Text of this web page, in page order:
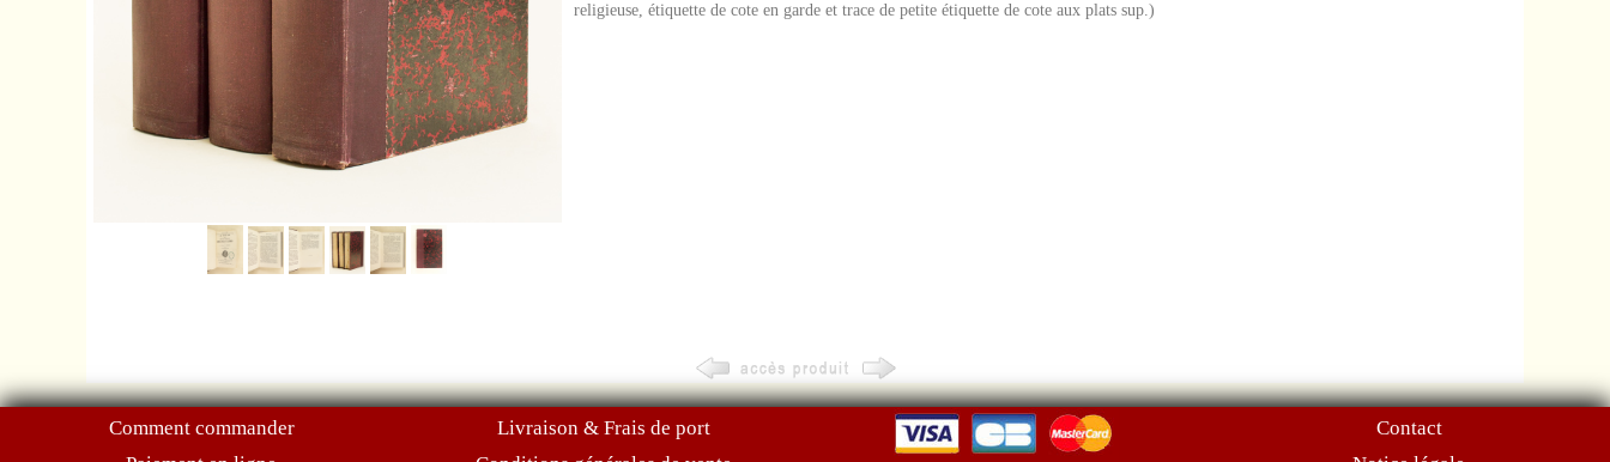
religieuse, étiquette de cote en garde et trace de petite étiquette de cote aux plats sup.)
Comment commander
Livraison & Frais de port
Contact